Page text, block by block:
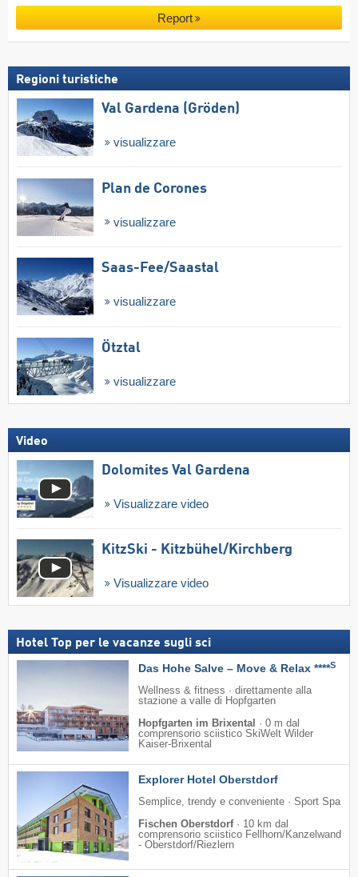
Report
Regioni turistiche
Val Gardena (Gröden)
visualizzare
Plan de Corones
visualizzare
Saas-Fee/​Saastal
visualizzare
Ötztal
visualizzare
Video
Dolomites Val Gardena
Visualizzare video
KitzSki - Kitzbühel/​Kirchberg
Visualizzare video
Hotel Top per le vacanze sugli sci
Das Hohe Salve – Move & Relax ****S
Wellness & fitness · direttamente alla
stazione a valle di Hopfgarten
Hopfgarten im Brixental · 0 m dal
comprensorio sciistico SkiWelt Wilder
Kaiser-Brixental
Explorer Hotel Oberstdorf
Semplice, trendy e conveniente · Sport Spa
Fischen Oberstdorf· 10 km dal
comprensorio sciistico Fellhorn/​Kanzelwand
- Oberstdorf/​Riezlern